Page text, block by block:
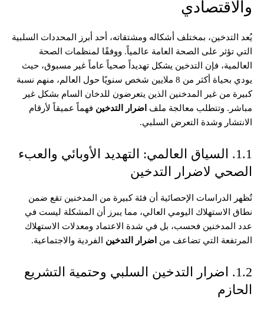
والاقتصادي
يُعد التدخين، بمختلف أشكاله ومشتقاته، أحد أبرز المحددات السلبية
التي تؤثر على الصحة العامة عالمياً. ووفقًا لمنظمات الصحة
العالمية، فإن التدخين يشكل تهديداً صحياً عاماً غير مسبوق، حيث
يودي بحياة أكثر من 8 ملايين شخص سنويًا حول العالم، منهم نسبة
كبيرة من غير المدخنين الذين يتعرضون للدخان السام بشكل غير
مباشر. وتتطلب معالجة ملف اضرار التدخين فهماً عميقاً لأرقام
الانتشار وشدة التعرض السلبي.
1.1. السياق العالمي: التهديد الأوبائي والعبء
الصحي لاضرار التدخين
تُظهر الدراسات الإحصائية أن فئة كبيرة من المدخنين تقع ضمن
نطاق الاستهلاك اليومي العالي، مما يبرز أن المشكلة ليست في
عدد المدخنين فحسب، بل في شدة الاعتماد ومعدلات الاستهلاك
المرتفعة التي تضاعف من اضرار التدخين الفردية والاجتماعية.
1.2. اضرار التدخين السلبي وحتمية التشريع
الحازم